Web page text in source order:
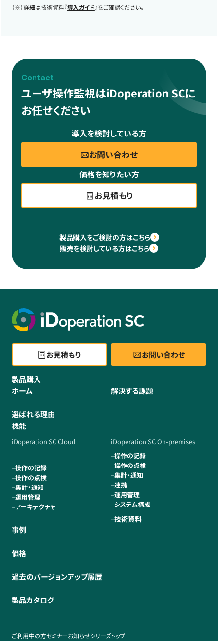
（※）詳細は技術資料『導入ガイド』をご確認ください。
Contact
ユーザ操作監視はiDoperation SCに
お任せください
価格を知りたい方
お見積もり
導入を検討している方
お問い合わせ
製品購入をご検討の方はこちら
販売を検討している方はこちら
お見積もり お問い合わせ
製品購入
ホーム
解決する課題
選ばれる理由
機能
iDoperation SC Cloud
操作の記録
操作の点検
集計・通知
運用管理
アーキテクチャ
iDoperation SC On-premises
操作の記録
操作の点検
集計・通知
連携
運用管理
システム構成
技術資料
事例
価格
過去のバージョンアップ履歴
製品カタログ
ご利用中の方セミナーお知らせシリーズトップ